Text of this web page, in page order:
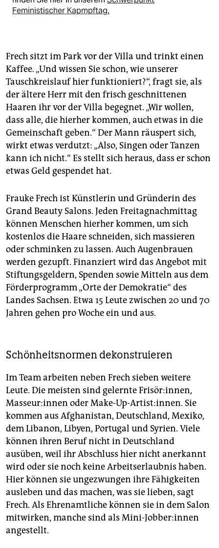
Feministischer Kapmpftag.
Frech sitzt im Park vor der Villa und trinkt einen
Kaffee. „Und wissen Sie schon, wie unserer
Tauschkreislauf hier funktioniert?“, fragt sie, als
der ältere Herr mit den frisch geschnittenen
Haaren ihr vor der Villa begegnet. „Wir wollen,
dass alle, die hierher kommen, auch etwas in die
Gemeinschaft geben.“ Der Mann räuspert sich,
wirkt etwas verdutzt: „Also, Singen oder Tanzen
kann ich nicht.“ Es stellt sich heraus, dass er schon
etwas Geld gespendet hat.
Frauke Frech ist Künstlerin und Gründerin des
Grand Beauty Salons. Jeden Freitagnachmittag
können Menschen hierher kommen, um sich
kostenlos die Haare schneiden, sich massieren
oder schminken zu lassen. Auch Augenbrauen
werden gezupft. Finanziert wird das Angebot mit
Stiftungsgeldern, Spenden sowie Mitteln aus dem
Förderprogramm „Orte der Demokratie“ des
Landes Sachsen. Etwa 15 Leute zwischen 20 und 70
Jahren gehen pro Woche ein und aus.
Schönheitsnormen dekonstruieren
Im Team arbeiten neben Frech sieben weitere
Leute. Die meisten sind gelernte Frisör:innen,
Mas­seu­r:in­nen oder Make-Up-Artist:innen. Sie
kommen aus Afghanistan, Deutschland, Mexiko,
dem Libanon, Libyen, Portugal und Syrien. Viele
können ihren Beruf nicht in Deutschland
ausüben, weil ihr Abschluss hier nicht anerkannt
wird oder sie noch keine Arbeitserlaubnis haben.
Hier können sie ungezwungen ihre Fähigkeiten
ausleben und das machen, was sie lieben, sagt
Frech. Als Ehrenamtliche können sie in dem Salon
mitwirken, manche sind als Mini-Jobber:innen
angestellt.